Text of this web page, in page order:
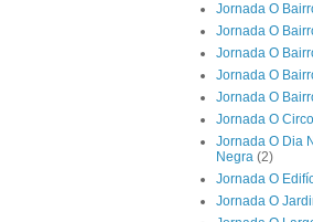
Jornada O
Jornada O
Jornada O
Jornada O
Jornada O
Jornada O
Jornada O Dia
Negra (2)
Jornada O
Jornada O